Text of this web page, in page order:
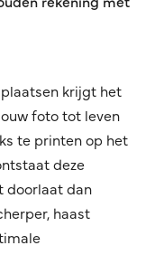
krijgt het
foto tot leven
te printen op het
deze
doorlaat dan
haast